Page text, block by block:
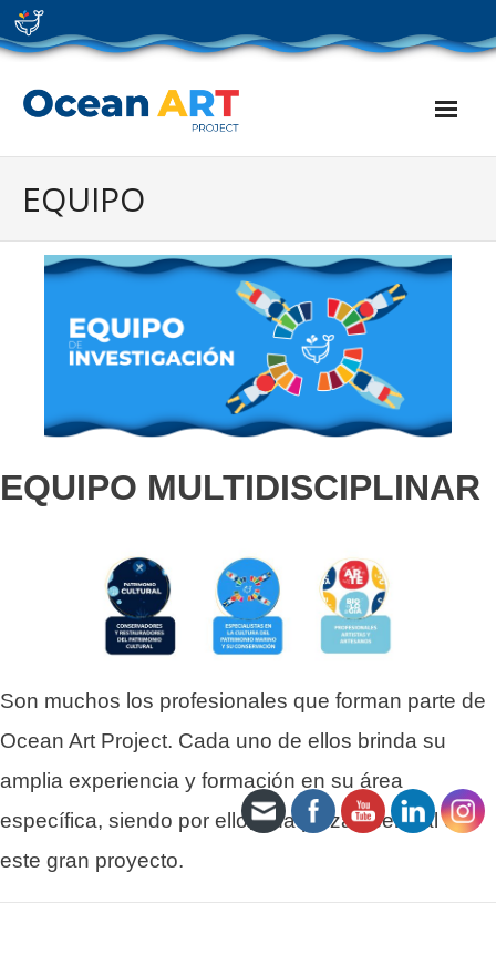
Skip
to
content
EQUIPO
EQUIPO MULTIDISCIPLINAR
Son muchos los profesionales que forman parte de
Ocean Art Project. Cada uno de ellos brinda su
amplia experiencia y formación en su área
específica, siendo por ello, una pieza esencial en
este gran proyecto.